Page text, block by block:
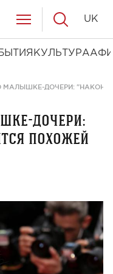
КУЛЬТУРА
UK
МАЛЫШКЕ-ДОЧЕРИ:
дочери:
похожей